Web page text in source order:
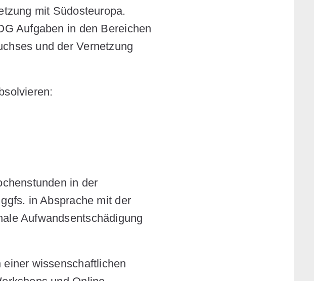
mit Südosteuropa.
Aufgaben in den Bereichen
und der Vernetzung
in der
in Absprache mit der
Aufwandsentschädigung
wissenschaftlichen